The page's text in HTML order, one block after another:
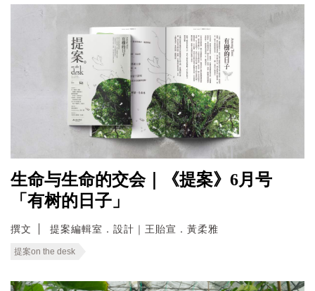
生命与生命的交会｜《提案》6月号
「有树的日子」
撰文 提案編輯室．設計｜王貽宣．黃柔雅
提案on the desk